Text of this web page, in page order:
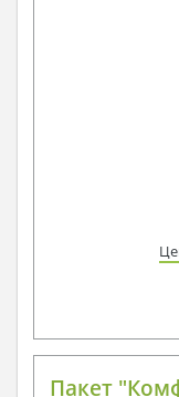
Пакет